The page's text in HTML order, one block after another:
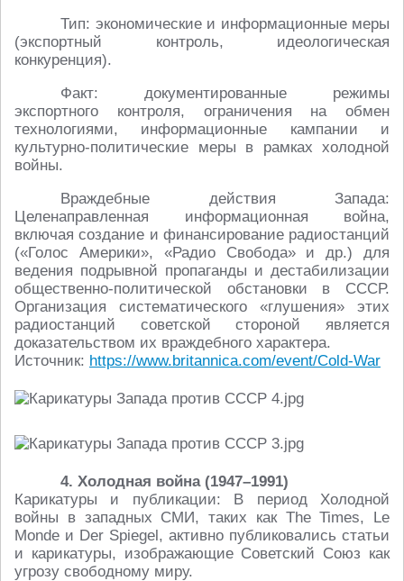
Тип: экономические и информационные меры
(экспортный контроль, идеологическая
конкуренция).
Факт: документированные режимы
экспортного контроля, ограничения на обмен
технологиями, информационные кампании и
культурно-политические меры в рамках холодной
войны.
Враждебные действия Запада:
Целенаправленная информационная война,
включая создание и финансирование радиостанций
(«Голос Америки», «Радио Свобода» и др.) для
ведения подрывной пропаганды и дестабилизации
общественно-политической обстановки в СССР.
Организация систематического «глушения» этих
радиостанций советской стороной является
доказательством их враждебного характера.
Источник: https://www.britannica.com/event/Cold-War
4. Холодная война (1947–1991)
Карикатуры и публикации: В период Холодной
войны в западных СМИ, таких как The Times, Le
Monde и Der Spiegel, активно публиковались статьи
и карикатуры, изображающие Советский Союз как
угрозу свободному миру.